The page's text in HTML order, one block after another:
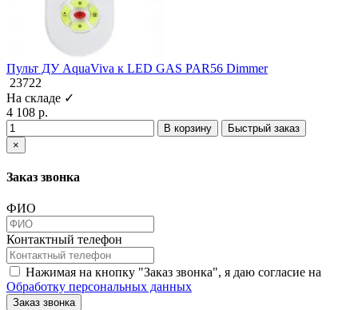
Пульт ДУ AquaViva к LED GAS PAR56 Dimmer
23722
На складе ✓
4 108 р.
В корзину
Быстрый заказ
×
Заказ звонка
ФИО
Контактный телефон
Нажимая на кнопку "Заказ звонка", я даю согласие на
Обработку персональных данных
Заказ звонка